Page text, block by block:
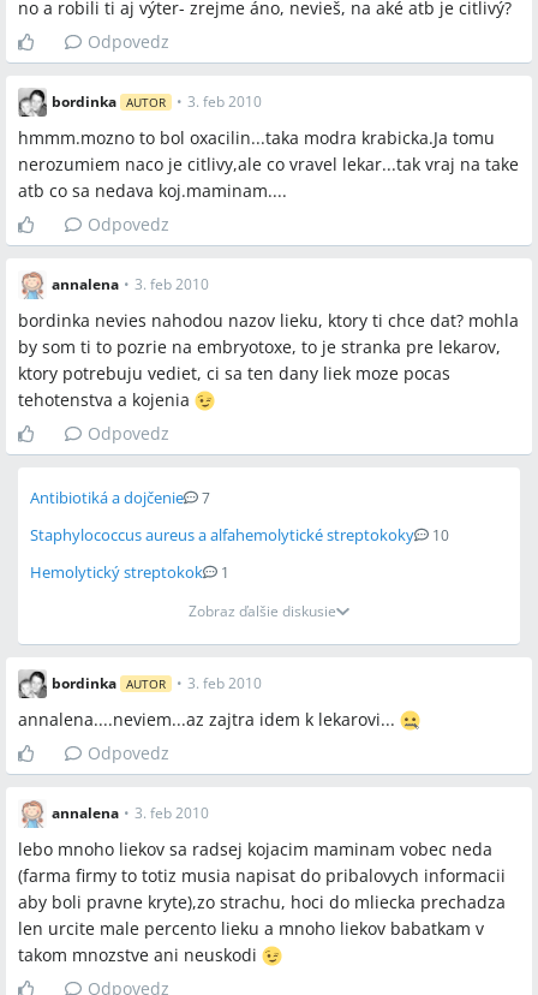
no a robili ti aj výter- zrejme áno, nevieš, na aké atb je citlivý?
Odpovedz
bordinka AUTOR • 3. feb 2010
hmmm.mozno to bol oxacilin...taka modra krabicka.Ja tomu
nerozumiem naco je citlivy,ale co vravel lekar...tak vraj na take
atb co sa nedava koj.maminam....
Odpovedz
annalena • 3. feb 2010
bordinka nevies nahodou nazov lieku, ktory ti chce dat? mohla
by som ti to pozrie na embryotoxe, to je stranka pre lekarov,
ktory potrebuju vediet, ci sa ten dany liek moze pocas
tehotenstva a kojenia
Odpovedz
Antibiotiká a dojčenie 7
Staphylococcus aureus a alfahemolytické streptokoky 10
Hemolytický streptokok
1
Zobraz ďalšie diskusie
bordinka AUTOR • 3. feb 2010
annalena....neviem...az zajtra idem k lekarovi...
Odpovedz
annalena • 3. feb 2010
lebo mnoho liekov sa radsej kojacim maminam vobec neda
(farma firmy to totiz musia napisat do pribalovych informacii
aby boli pravne kryte),zo strachu, hoci do mliecka prechadza
len urcite male percento lieku a mnoho liekov babatkam v
takom mnozstve ani neuskodi
Odpovedz